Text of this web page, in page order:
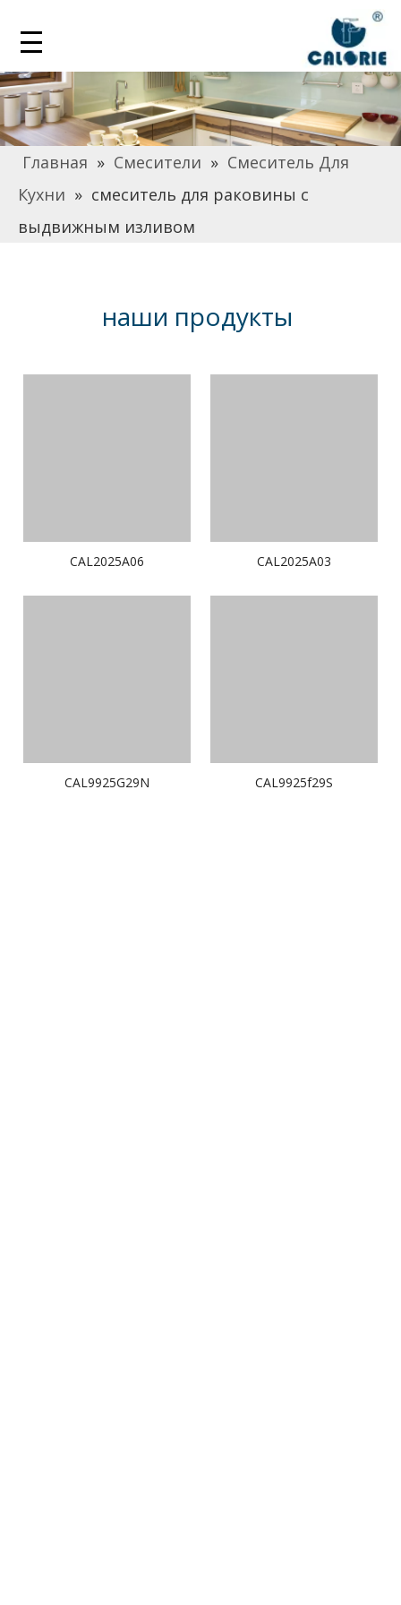
Главная » Смесители » Смеситель Для
Кухни » смеситель для раковины с
выдвижным изливом
наши продукты
CAL2025A06 CAL2025A03
CAL9925G29N CAL9925f29S